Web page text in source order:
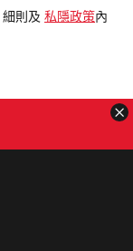
細則及 私隱政策 內